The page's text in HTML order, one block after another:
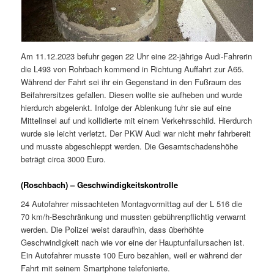
Am 11.12.2023 befuhr gegen 22 Uhr eine 22-jährige Audi-Fahrerin
die L493 von Rohrbach kommend in Richtung Auffahrt zur A65.
Während der Fahrt sei ihr ein Gegenstand in den Fußraum des
Beifahrersitzes gefallen. Diesen wollte sie aufheben und wurde
hierdurch abgelenkt. Infolge der Ablenkung fuhr sie auf eine
Mittelinsel auf und kollidierte mit einem Verkehrsschild. Hierdurch
wurde sie leicht verletzt. Der PKW Audi war nicht mehr fahrbereit
und musste abgeschleppt werden. Die Gesamtschadenshöhe
beträgt circa 3000 Euro.
(Roschbach) – Geschwindigkeitskontrolle
24 Autofahrer missachteten Montagvormittag auf der L 516 die
70 km/h-Beschränkung und mussten gebührenpflichtig verwarnt
werden. Die Polizei weist daraufhin, dass überhöhte
Geschwindigkeit nach wie vor eine der Hauptunfallursachen ist.
Ein Autofahrer musste 100 Euro bezahlen, weil er während der
Fahrt mit seinem Smartphone telefonierte.